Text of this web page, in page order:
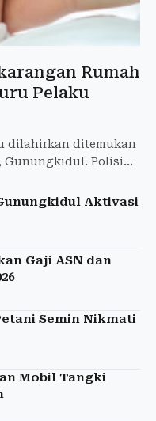
Rumah
Pelaku
dilahirkan ditemukan
Gunungkidul. Polisi
Aktivasi
Gaji ASN dan
Semin Nikmati
Mobil Tangki